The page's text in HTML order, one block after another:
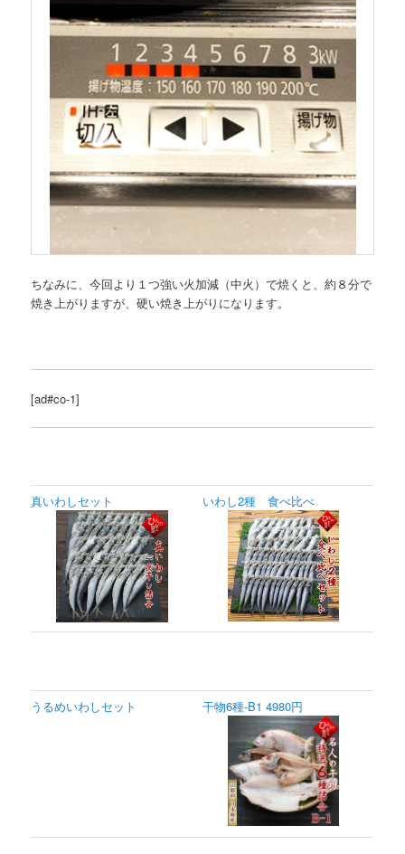
ちなみに、今回より１つ強い火加減（中火）で焼くと、約８分で
焼き上がりますが、硬い焼き上がりになります。
[ad#co-1]
真いわしセット いわし2種 食べ比べ
うるめいわしセット 干物6種-B1 4980円